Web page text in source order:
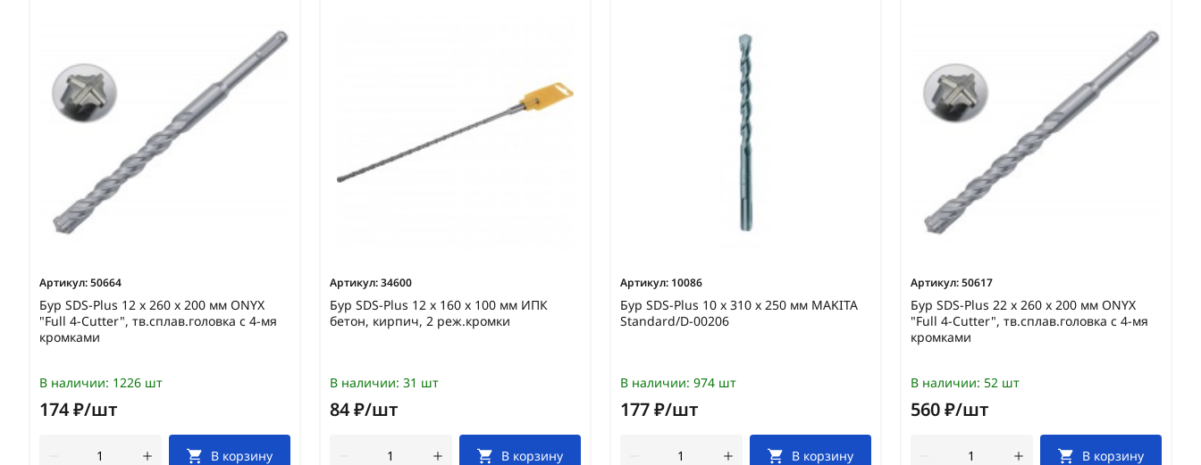
Артикул:50664
Бур SDS-Plus 12 х 260 х 200 мм ONYX
"Full 4-Cutter", тв.сплав.головка с 4-мя
кромками
В наличии: 1226 шт
174 ₽/шт
В корзину
Артикул:34600
Бур SDS-Plus 12 х 160 х 100 мм ИПК
бетон, кирпич, 2 реж.кромки
В наличии: 31 шт
84 ₽/шт
В корзину
Артикул: 10086
Бур SDS-Plus 10 х 310 х 250 мм MAKITA
Standard/D-00206
В наличии: 974 шт
177 ₽/шт
В корзину
Артикул:50617
Бур SDS-Plus 22 х 260 х 200 мм ONYX
"Full 4-Cutter", тв.сплав.головка с 4-мя
кромками
В наличии: 52 шт
560 ₽/шт
В корзину